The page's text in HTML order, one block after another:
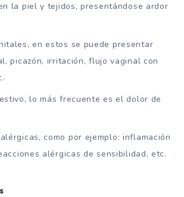
la piel y tejidos, presentándose ardor
en estos se puede presentar
picazón, irritación, flujo vaginal con
lo más frecuente es el dolor de
como por ejemplo: inflamación
alérgicas de sensibilidad, etc.